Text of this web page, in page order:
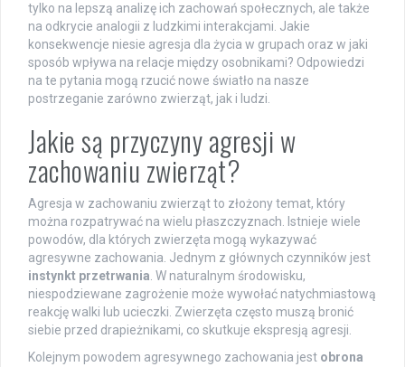
tylko na lepszą analizę ich zachowań społecznych, ale także
na odkrycie analogii z ludzkimi interakcjami. Jakie
konsekwencje niesie agresja dla życia w grupach oraz w jaki
sposób wpływa na relacje między osobnikami? Odpowiedzi
na te pytania mogą rzucić nowe światło na nasze
postrzeganie zarówno zwierząt, jak i ludzi.
Jakie są przyczyny agresji w
zachowaniu zwierząt?
Agresja w zachowaniu zwierząt to złożony temat, który
można rozpatrywać na wielu płaszczyznach. Istnieje wiele
powodów, dla których zwierzęta mogą wykazywać
agresywne zachowania. Jednym z głównych czynników jest
instynkt przetrwania. W naturalnym środowisku,
niespodziewane zagrożenie może wywołać natychmiastową
reakcję walki lub ucieczki. Zwierzęta często muszą bronić
siebie przed drapieżnikami, co skutkuje ekspresją agresji.
Kolejnym powodem agresywnego zachowania jest obrona